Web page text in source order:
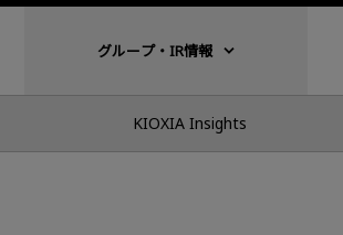
グループ・IR情報
KIOXIA Insights